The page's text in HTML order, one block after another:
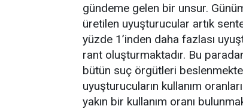
gündeme gelen bir unsur.
üretilen uyuşturucular artık
yüzde 1’inden daha fazlası
rant oluşturmaktadır. Bu
bütün suç örgütleri
uyuşturucuların kullanım
yakın bir kullanım oranı